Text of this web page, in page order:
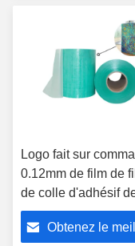
Logo fait sur
0.12mm de film de
de colle d'adhésif
polyuréthane/
la chaleur 0.15mm
Obtenez le